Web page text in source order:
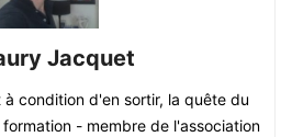
Jacquet
condition d'en sortir, la quête du
- membre de l'association